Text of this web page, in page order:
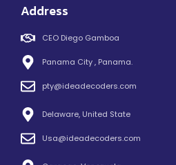
Address
CEO Diego Gamboa
Panama City , Panama.
pty@ideadecoders.com
Delaware, United State
Usa@ideadecoders.com